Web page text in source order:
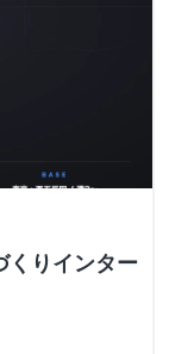
くりインター